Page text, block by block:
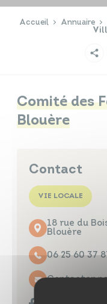
Accueil Annuaire
Comité des
Blouère
Contact
VIE LOCALE
18 rue du
Blouère
06 25 60 37
Contacter